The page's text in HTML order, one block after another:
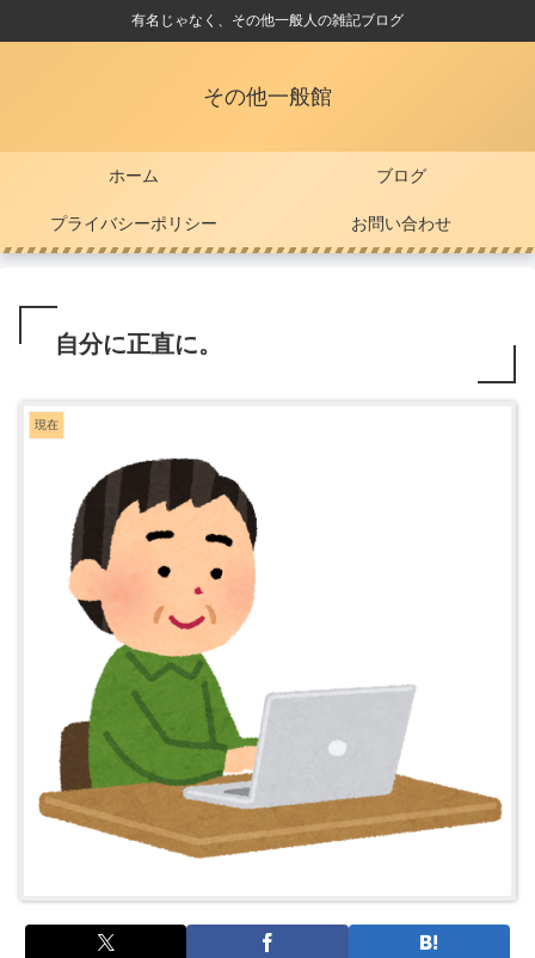
有名じゃなく、その他一般人の雑記ブログ
その他一般館
ホーム ブログ
プライバシーポリシー お問い合わせ
自分に正直に。
現在